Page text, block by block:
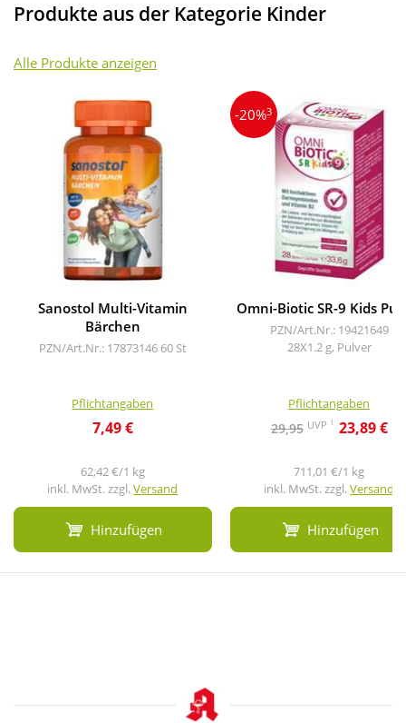
Produkte aus der Kategorie Kinder
Alle Produkte anzeigen
Sanostol Multi-Vitamin
Bärchen
PZN/Art.Nr.: 17873146 60 St
Pflichtangaben
7,49 €
62,42 €/1 kg
inkl. MwSt. zzgl.Versand
Hinzufügen
-20%3
Omni-Biotic SR-9 Kids
PZN/Art.Nr.: 19421649
28X1.2 g, Pulver
Pflichtangaben
29,95 UVP 1 23,89 €
711,01 €/1 kg
inkl. MwSt. zzgl.Versand
Hinzufügen